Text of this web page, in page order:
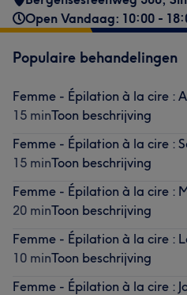
Open Vandaag: 10:00 -
Populaire behandelingen
Femme - Épilation à la cire :
15 minToon beschrijving
Femme - Épilation à la cire :
15 minToon beschrijving
Femme - Épilation à la cire :
20 minToon beschrijving
Femme - Épilation à la cire :
10 minToon beschrijving
Femme - Épilation à la cire :